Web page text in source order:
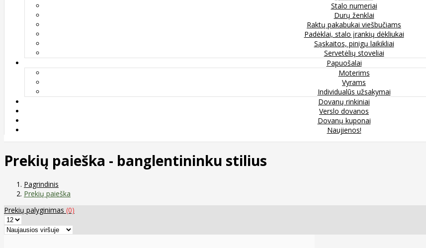
Stalo numeriai
Durų ženklai
Raktų pakabukai viešbučiams
Padėklai, stalo įrankių dėkliukai
Sąskaitos, pinigų laikikliai
Servetėlių stoveliai
Papuošalai
Moterims
Vyrams
Individualūs užsakymai
Dovanų rinkiniai
Verslo dovanos
Dovanų kuponai
Naujienos!
Prekių paieška - banglentininku stilius
Pagrindinis
Prekių paieška
Prekių palyginimas (0)